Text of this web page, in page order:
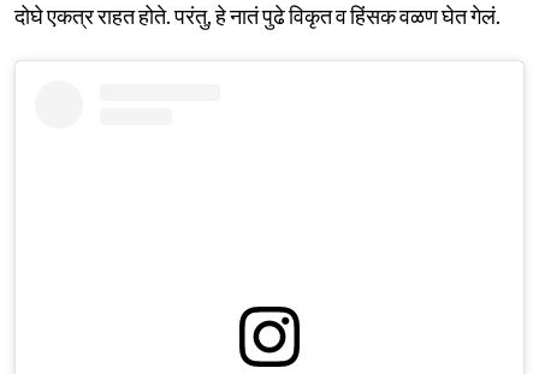
दोघे एकत्र राहत होते. परंतु, हे नातं पुढे विकृत व हिंसक वळण घेत गेलं.